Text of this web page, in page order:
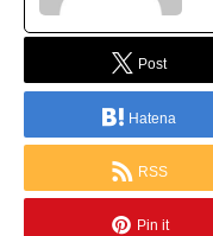
Post
Hatena
RSS
Pin it